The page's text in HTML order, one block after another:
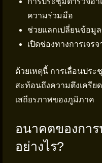
ความร่วมมือ
ช่วยแลกเปลี่ยนข้อมู
เปิดช่องทางการเจร
ด้วยเหตุนี้ การเลื่อนประ
สะท้อนถึงความตึงเครีย
เสถียรภาพของภูมิภาค
อนาคตของกา
อย่างไร?